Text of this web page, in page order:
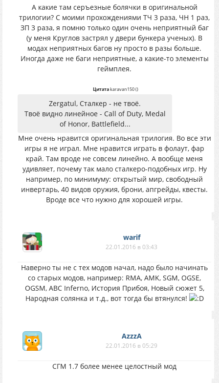
А какие там серъезные болячки в оригинальной
трилогии? С моими прохождениями ТЧ 3 раза, ЧН 1 раз,
ЗП 3 раза, я помню только один очень неприятный баг
(у меня Круглов застрял у двери бункера ученых). В
модах неприятных багов ну просто в разы больше.
Иногда даже не баги неприятные, а какие-то элементы
геймплея.
Цитатаkaravan150()
Zergatul, Сталкер - не твоё.
Твоё видно линейное - Call of Duty, Medal
of Honor, Battlefield...
Мне очень нравится оригинальная трилогия. Во все эти
игры я не играл. Мне нравится играть в фолаут, фар
край. Там вроде не совсем линейно. А вообще меня
удивляет, почему так мало сталкеро-подобных игр. Ну
например, по минимуму: открытый мир, свободный
инвертарь, 40 видов оружия, брони, апгрейды, квесты.
Вроде все что нужно для хорошей игры.
warif
22.01.2016 в 03:43
Наверно ты не с тех модов начал, надо было начинать
со старых модов, например: RMA, AMK, SGM, OGSE,
OGSM, ABC Inferno, История Прибоя, Новый сюжет 5,
Народная солянка и т.д., вот тогда бы втянулся!
AzzzA
22.01.2016 в 05:29
СГМ 1.7 более менее целостный мод